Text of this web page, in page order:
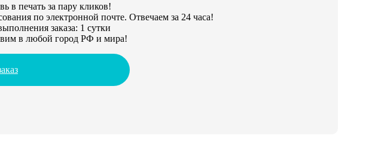
в печать за пару кликов!
по электронной почте. Отвечаем за 24 часа!
заказа: 1 сутки
в любой город РФ и мира!